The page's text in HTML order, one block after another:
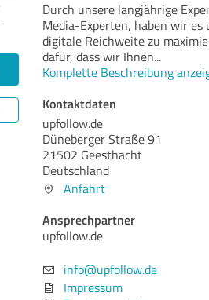
Durch unsere langjährige
Media-Experten, haben wir
digitale Reichweite zu
dafür, dass wir Ihnen...
Komplette Beschreibung
Kontaktdaten
upfollow.de
Düneberger Straße 91
21502 Geesthacht
Deutschland
Anfahrt
Ansprechpartner
upfollow.de
info@upfollow.de
Impressum